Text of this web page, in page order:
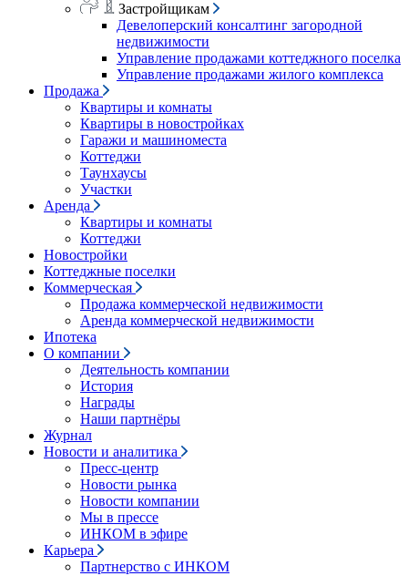
Застройщикам
Девелоперский консалтинг загородной
недвижимости
Управление продажами коттеджного поселка
Управление продажами жилого комплекса
Продажа
Квартиры и комнаты
Квартиры в новостройках
Гаражи и машиноместа
Коттеджи
Таунхаусы
Участки
Аренда
Квартиры и комнаты
Коттеджи
Новостройки
Коттеджные поселки
Коммерческая
Продажа коммерческой недвижимости
Аренда коммерческой недвижимости
Ипотека
О компании
Деятельность компании
История
Награды
Наши партнёры
Журнал
Новости и аналитика
Пресс-центр
Новости рынка
Новости компании
Мы в прессе
ИНКОМ в эфире
Карьера
Партнерство с ИНКОМ